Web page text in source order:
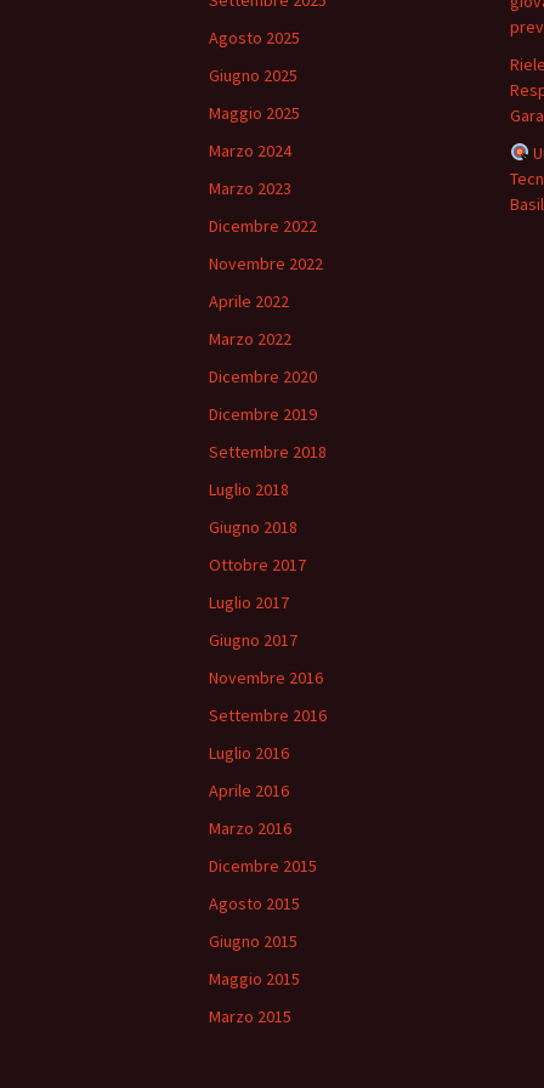
Agosto 2025
Giugno 2025
Maggio 2025
Marzo 2024
Marzo 2023
Dicembre 2022
Novembre 2022
Aprile 2022
Marzo 2022
Dicembre 2020
Dicembre 2019
Settembre 2018
Luglio 2018
Giugno 2018
Ottobre 2017
Luglio 2017
Giugno 2017
Novembre 2016
Settembre 2016
Luglio 2016
Aprile 2016
Marzo 2016
Dicembre 2015
Agosto 2015
Giugno 2015
Maggio 2015
Marzo 2015